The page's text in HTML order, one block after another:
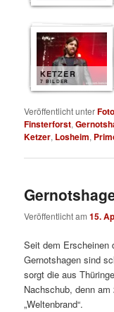
KETZER
7 BILDER
Veröffentlicht unter
Finsterforst,
Ketzer, Losheim,
Veröffentlicht am15.
Seit dem Erscheinen
Gernotshagen sind
sorgt die aus
Nachschub, denn
„Weltenbrand“.